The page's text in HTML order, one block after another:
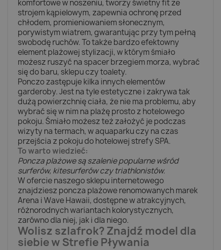
komfortowe w noszeniu, tworzy świetny fit ze
strojem kąpielowym, zapewnia ochronę przed
chłodem, promieniowaniem słonecznym,
porywistym wiatrem, gwarantując przy tym pełną
swobodę ruchów. To także bardzo efektowny
element plażowej stylizacji, w którym śmiało
możesz ruszyć na spacer brzegiem morza, wybrać
się do baru, sklepu czy toalety.
Ponczo zastępuje kilka innych elementów
garderoby. Jest na tyle estetyczne i zakrywa tak
dużą powierzchnię ciała, że nie ma problemu, aby
wybrać się w nim na plażę prosto z hotelowego
pokoju. Śmiało możesz też założyć je podczas
wizyty na termach, w aquaparku czy na czas
przejścia z pokoju do hotelowej strefy SPA.
To warto wiedzieć:
Poncza plażowe są szalenie popularne wśród
surferów, kitesurferów czy triathlonistów.
W ofercie naszego sklepu internetowego
znajdziesz poncza plażowe renomowanych marek
Arena i Wave Hawaii, dostępne w atrakcyjnych,
różnorodnych wariantach kolorystycznych,
zarówno dla niej, jak i dla niego.
Wolisz szlafrok? Znajdź model dla
siebie w Strefie Pływania